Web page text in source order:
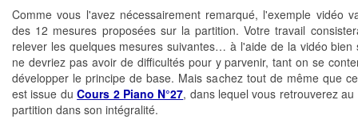
Comme vous l'avez nécessairement remarqué, l'exemple vidéo
des 12 mesures proposées sur la partition. Votre travail
relever les quelques mesures suivantes… à l'aide de la vidéo bien
ne devriez pas avoir de difficultés pour y parvenir, tant on se
développer le principe de base. Mais sachez tout de même que
est issue duCours 2 Piano N°27, dans lequel vous retrouverez au
partition dans son intégralité.